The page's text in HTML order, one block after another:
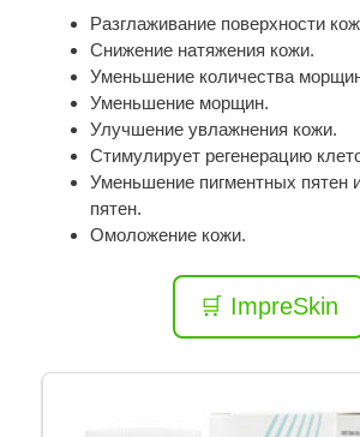
Разглаживание поверхности
Снижение натяжения кожи.
Уменьшение количества
Уменьшение морщин.
Улучшение увлажнения кожи.
Стимулирует регенерацию
Уменьшение пигментных пятен
пятен.
Омоложение кожи.
🛒 ImpreSkin